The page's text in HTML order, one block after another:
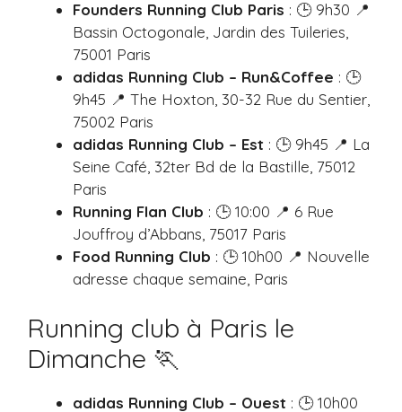
Founders Running Club Paris : 🕒 9h30 📍
Bassin Octogonale, Jardin des Tuileries,
75001 Paris
adidas Running Club – Run&Coffee : 🕒
9h45 📍 The Hoxton, 30-32 Rue du Sentier,
75002 Paris
adidas Running Club – Est : 🕒 9h45 📍 La
Seine Café, 32ter Bd de la Bastille, 75012
Paris
Running Flan Club : 🕒 10:00 📍 6 Rue
Jouffroy d’Abbans, 75017 Paris
Food Running Club : 🕒 10h00 📍 Nouvelle
adresse chaque semaine, Paris
Running club à Paris le
Dimanche 🏃
adidas Running Club – Ouest : 🕒 10h00